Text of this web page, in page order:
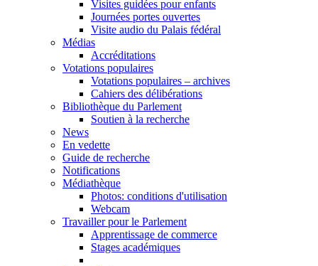
Visites guidées pour enfants
Journées portes ouvertes
Visite audio du Palais fédéral
Médias
Accréditations
Votations populaires
Votations populaires – archives
Cahiers des délibérations
Bibliothèque du Parlement
Soutien à la recherche
News
En vedette
Guide de recherche
Notifications
Médiathèque
Photos: conditions d'utilisation
Webcam
Travailler pour le Parlement
Apprentissage de commerce
Stages académiques